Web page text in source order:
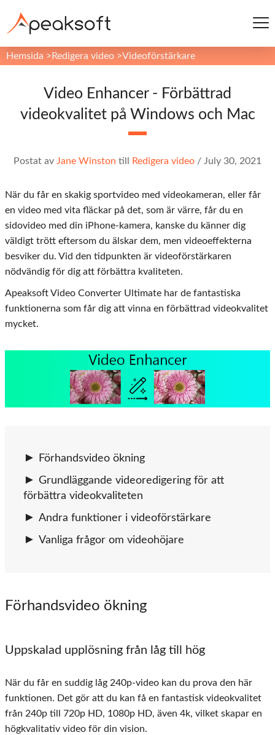
Hemsida > Redigera video >Videoförstärkare
Video Enhancer - Förbättrad
videokvalitet på Windows och Mac
Postat av Jane Winston till Redigera video / July 30, 2021
När du får en skakig sportvideo med videokameran, eller får
en video med vita fläckar på det, som är värre, får du en
sidovideo med din iPhone-kamera, kanske du känner dig
väldigt trött eftersom du älskar dem, men videoeffekterna
besviker du. Vid den tidpunkten är videoförstärkaren
nödvändig för dig att förbättra kvaliteten.
Apeaksoft Video Converter Ultimate har de fantastiska
funktionerna som får dig att vinna en förbättrad videokvalitet
mycket.
Förhandsvideo ökning
Grundläggande videoredigering för att
förbättra videokvaliteten
Andra funktioner i videoförstärkare
Vanliga frågor om videohöjare
Förhandsvideo ökning
Uppskalad upplösning från låg till hög
När du får en suddig låg 240p-video kan du prova den här
funktionen. Det gör att du kan få en fantastisk videokvalitet
från 240p till 720p HD, 1080p HD, även 4k, vilket skapar en
högkvalitativ video för din vision.